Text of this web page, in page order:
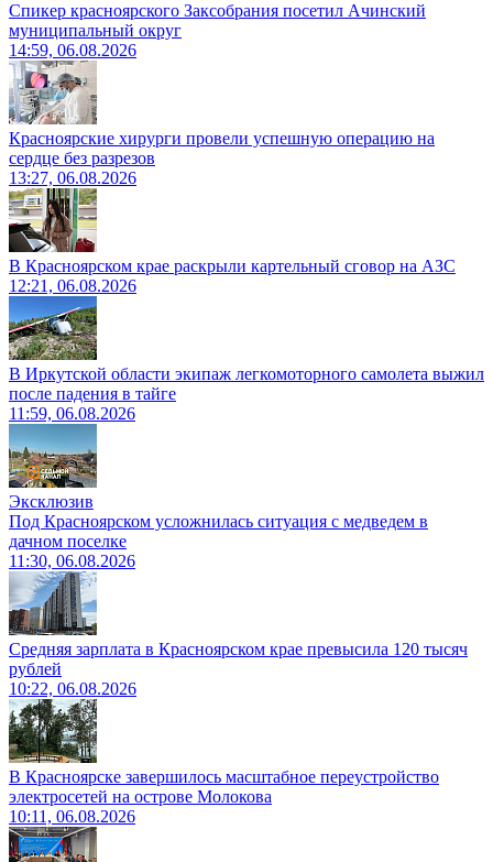
Спикер красноярского Заксобрания посетил Ачинский
муниципальный округ
14:59, 06.08.2026
Красноярские хирурги провели успешную операцию на
сердце без разрезов
13:27, 06.08.2026
В Красноярском крае раскрыли картельный сговор на АЗС
12:21, 06.08.2026
В Иркутской области экипаж легкомоторного самолета выжил
после падения в тайге
11:59, 06.08.2026
Эксклюзив
Под Красноярском усложнилась ситуация с медведем в
дачном поселке
11:30, 06.08.2026
Средняя зарплата в Красноярском крае превысила 120 тысяч
рублей
10:22, 06.08.2026
В Красноярске завершилось масштабное переустройство
электросетей на острове Молокова
10:11, 06.08.2026